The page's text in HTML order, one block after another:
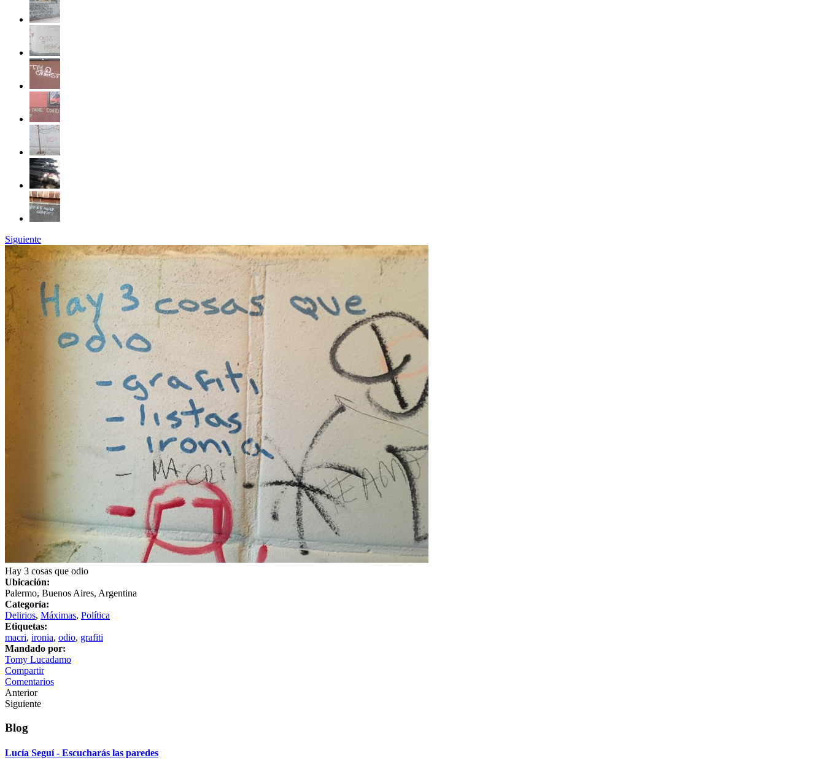
Siguiente
Hay 3 cosas que odio
Ubicación:
Palermo, Buenos Aires, Argentina
Categoría:
Delirios, Máximas, Política
Etiquetas:
macri, ironia, odio, grafiti
Mandado por:
Tomy Lucadamo
Compartir
Comentarios
Anterior
Siguiente
Blog
Lucía Seguí - Escucharás las paredes